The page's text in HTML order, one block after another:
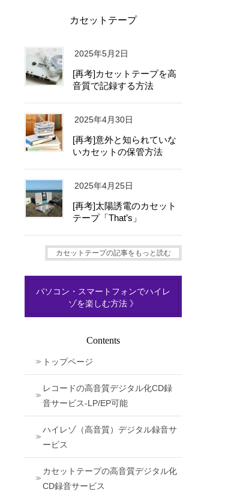
カセットテープ
2025年5月2日
[再考]カセットテープを高
音質で記録する方法
2025年4月30日
[再考]意外と知られていな
いカセットの保管方法
2025年4月25日
[再考]太陽誘電のカセット
テープ「That’s」
カセットテープの記事をもっと読む
パソコン・スマートフォンでハイレ
ゾを楽しむ方法 》
Contents
トップページ
レコードの高音質デジタル化CD録
音サービス-LP/EP可能
ハイレゾ（高音質）デジタル録音サ
ービス
カセットテープの高音質デジタル化
CD録音サービス